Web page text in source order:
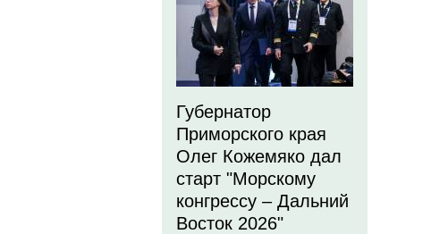
Губернатор
Приморского края
Олег Кожемяко дал
старт "Морскому
конгрессу – Дальний
Восток 2026"